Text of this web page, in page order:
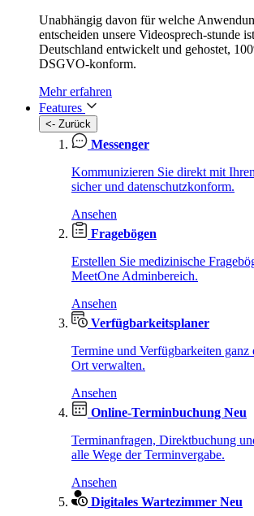
Unabhängig davon für welche
entscheiden unsere Videosprech-stunde
Deutschland entwickelt und gehostet,
DSGVO-konform.
Mehr erfahren
Features
<- Zurück
Messenger
Kommunizieren Sie direkt mit
sicher und datenschutzkonform.
Ansehen
Fragebögen
Erstellen Sie medizinische
MeetOne Adminbereich.
Ansehen
Verfügbarkeitsplaner
Termine und Verfügbarkeiten ganz
Ort verwalten.
Ansehen
Online-Terminbuchung Neu
Terminanfragen, Direktbuchung
alle Wege der Terminvergabe.
Ansehen
Digitales Wartezimmer Neu